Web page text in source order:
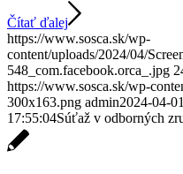
Čítať ďalej
https://www.sosca.sk/wp-
content/uploads/2024/04/
548_com.facebook.orca_.jpg
https://www.sosca.sk/wp-
300x163.png admin2024-04-
17:55:04Súťaž v odborných